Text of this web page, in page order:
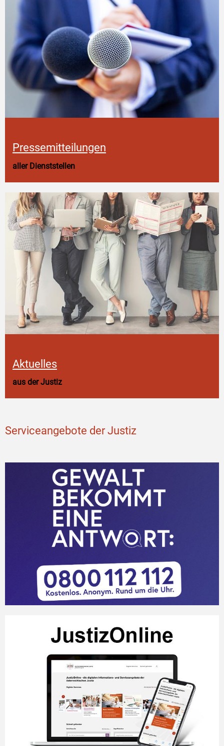
Pressemitteilungen
aller Dienststellen
Aktuelles
aus der Justiz
Serviceangebote der Justiz